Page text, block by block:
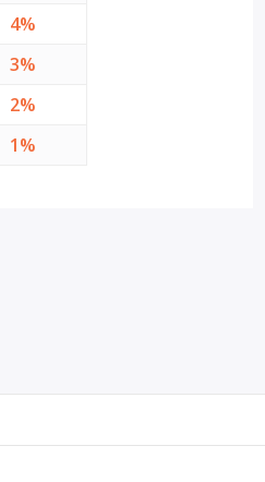
4%
3%
2%
1%